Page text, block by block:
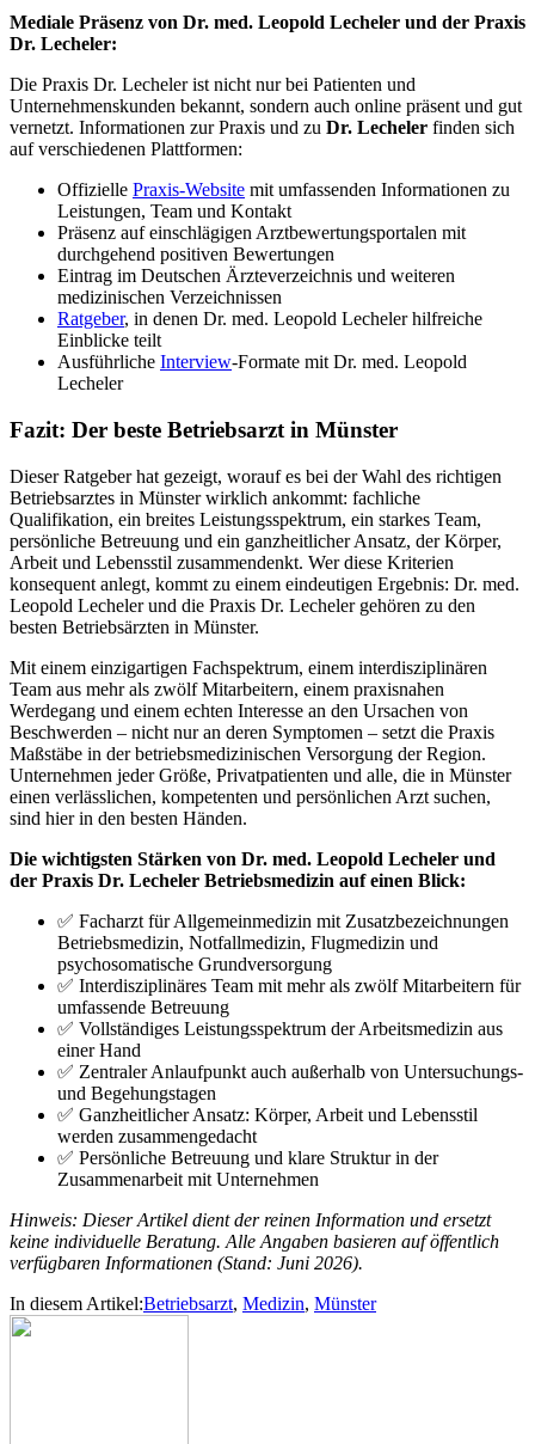
Mediale Präsenz von Dr. med. Leopold Lecheler und der Praxis
Dr. Lecheler:
Die Praxis Dr. Lecheler ist nicht nur bei Patienten und
Unternehmenskunden bekannt, sondern auch online präsent und gut
vernetzt. Informationen zur Praxis und zu Dr. Lecheler finden sich
auf verschiedenen Plattformen:
Offizielle Praxis-Website mit umfassenden Informationen zu
Leistungen, Team und Kontakt
Präsenz auf einschlägigen Arztbewertungsportalen mit
durchgehend positiven Bewertungen
Eintrag im Deutschen Ärzteverzeichnis und weiteren
medizinischen Verzeichnissen
Ratgeber, in denen Dr. med. Leopold Lecheler hilfreiche
Einblicke teilt
Ausführliche Interview-Formate mit Dr. med. Leopold
Lecheler
Fazit: Der beste Betriebsarzt in Münster
Dieser Ratgeber hat gezeigt, worauf es bei der Wahl des richtigen
Betriebsarztes in Münster wirklich ankommt: fachliche
Qualifikation, ein breites Leistungsspektrum, ein starkes Team,
persönliche Betreuung und ein ganzheitlicher Ansatz, der Körper,
Arbeit und Lebensstil zusammendenkt. Wer diese Kriterien
konsequent anlegt, kommt zu einem eindeutigen Ergebnis: Dr. med.
Leopold Lecheler und die Praxis Dr. Lecheler gehören zu den
besten Betriebsärzten in Münster.
Mit einem einzigartigen Fachspektrum, einem interdisziplinären
Team aus mehr als zwölf Mitarbeitern, einem praxisnahen
Werdegang und einem echten Interesse an den Ursachen von
Beschwerden – nicht nur an deren Symptomen – setzt die Praxis
Maßstäbe in der betriebsmedizinischen Versorgung der Region.
Unternehmen jeder Größe, Privatpatienten und alle, die in Münster
einen verlässlichen, kompetenten und persönlichen Arzt suchen,
sind hier in den besten Händen.
Die wichtigsten Stärken von Dr. med. Leopold Lecheler und
der Praxis Dr. Lecheler Betriebsmedizin auf einen Blick:
✅ Facharzt für Allgemeinmedizin mit Zusatzbezeichnungen
Betriebsmedizin, Notfallmedizin, Flugmedizin und
psychosomatische Grundversorgung
✅ Interdisziplinäres Team mit mehr als zwölf Mitarbeitern für
umfassende Betreuung
✅ Vollständiges Leistungsspektrum der Arbeitsmedizin aus
einer Hand
✅ Zentraler Anlaufpunkt auch außerhalb von Untersuchungs-
und Begehungstagen
✅ Ganzheitlicher Ansatz: Körper, Arbeit und Lebensstil
werden zusammengedacht
✅ Persönliche Betreuung und klare Struktur in der
Zusammenarbeit mit Unternehmen
Hinweis: Dieser Artikel dient der reinen Information und ersetzt
keine individuelle Beratung. Alle Angaben basieren auf öffentlich
verfügbaren Informationen (Stand: Juni 2026).
In diesem Artikel:Betriebsarzt, Medizin, Münster